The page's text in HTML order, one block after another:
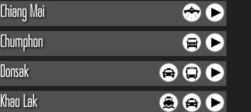
Chiang Mai
Chumphon
Donsak
Khao Lak